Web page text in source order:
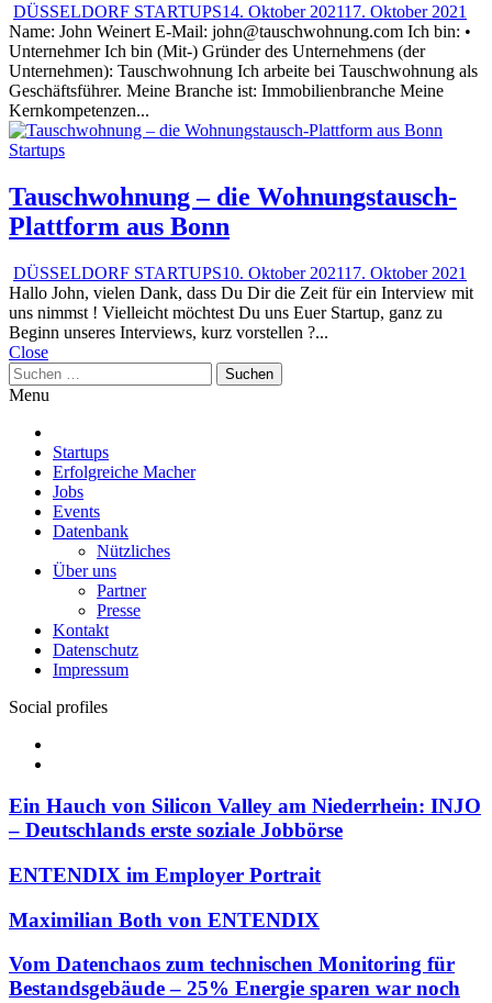
DÜSSELDORF STARTUPS14. Oktober 202117. Oktober 2021
Name: John Weinert E-Mail: john@tauschwohnung.com Ich bin: •
Unternehmer Ich bin (Mit-) Gründer des Unternehmens (der
Unternehmen): Tauschwohnung Ich arbeite bei Tauschwohnung als
Geschäftsführer. Meine Branche ist: Immobilienbranche Meine
Kernkompetenzen...
Startups
Tauschwohnung – die Wohnungstausch-
Plattform aus Bonn
DÜSSELDORF STARTUPS10. Oktober 202117. Oktober 2021
Hallo John, vielen Dank, dass Du Dir die Zeit für ein Interview mit
uns nimmst ! Vielleicht möchtest Du uns Euer Startup, ganz zu
Beginn unseres Interviews, kurz vorstellen ?...
Close
Suchen
nach:
Menu
Startups
Erfolgreiche Macher
Jobs
Events
Datenbank
Nützliches
Über uns
Partner
Presse
Kontakt
Datenschutz
Impressum
Social profiles
Ein Hauch von Silicon Valley am Niederrhein: INJO
– Deutschlands erste soziale Jobbörse
ENTENDIX im Employer Portrait
Maximilian Both von ENTENDIX
Vom Datenchaos zum technischen Monitoring für
Bestandsgebäude – 25% Energie sparen war noch